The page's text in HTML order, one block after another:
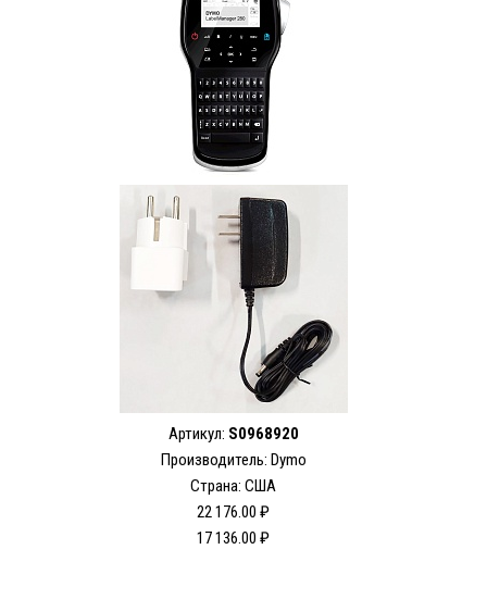
Артикул: S0968920
Производитель: Dymo
Страна: США
22 176.00 ₽
17 136.00 ₽